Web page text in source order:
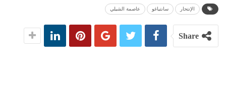
الإنتحار سانتياغو عاصمة الشيلي
Share